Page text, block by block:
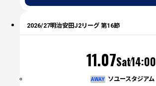
2026/27明治安田J2リーグ 第16節
11.07
（土）
Sat14:00
AWAY ソユースタジアム